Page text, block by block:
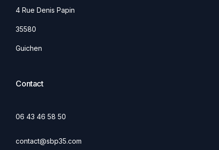
4 Rue Denis Papin
35580
Guichen
Contact
06 43 46 58 50
contact@sbp35.com